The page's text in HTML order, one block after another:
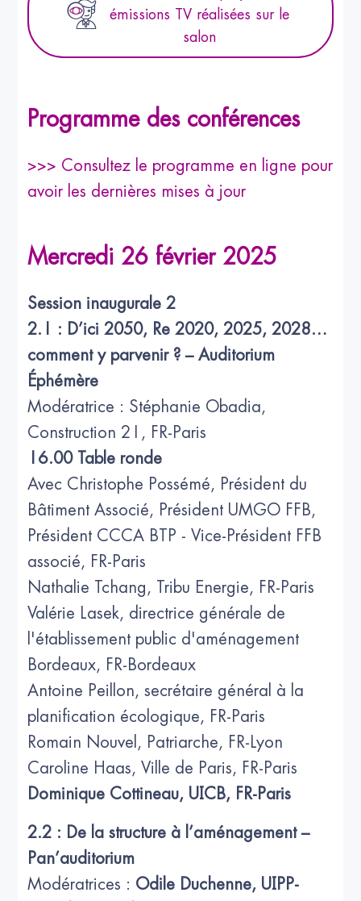
émissions TV réalisées sur le
salon
Programme des conférences
>>> Consultez le programme en ligne pour
avoir les dernières mises à jour
Mercredi 26 février 2025
Session inaugurale 2
2.1 : D’ici 2050, Re 2020, 2025, 2028…
comment y parvenir ? – Auditorium
Éphémère
Modératrice : Stéphanie Obadia,
Construction 21, FR-Paris
16.00 Table ronde
Avec Christophe Possémé, Président du
Bâtiment Associé, Président UMGO FFB,
Président CCCA BTP - Vice-Président FFB
associé, FR-Paris
Nathalie Tchang, Tribu Energie, FR-Paris
Valérie Lasek, directrice générale de
l'établissement public d'aménagement
Bordeaux, FR-Bordeaux
Antoine Peillon, secrétaire général à la
planification écologique, FR-Paris
Romain Nouvel, Patriarche, FR-Lyon
Caroline Haas, Ville de Paris, FR-Paris
Dominique Cottineau, UICB, FR-Paris
2.2 : De la structure à l’aménagement –
Pan’auditorium
Modératrices : Odile Duchenne, UIPP-